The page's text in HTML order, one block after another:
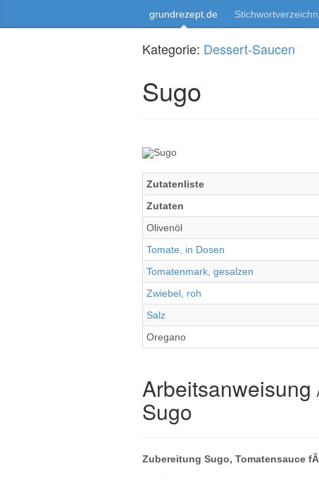
grundrezept.de
Kategorie: Dessert-Saucen
Sugo
Zutatenliste
Zutaten
Olivenöl
Tomate, in Dosen
Tomatenmark, gesalzen
Zwiebel, roh
Salz
Oregano
Arbeitsanweisung
Sugo
Zubereitung Sugo, Tomatensauce